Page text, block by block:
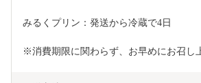
みるくプリン：発送から冷蔵で4日
※消費期限に関わらず、お早めにお召し